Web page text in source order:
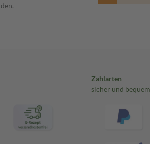
Zahlarten
sicher und bequem